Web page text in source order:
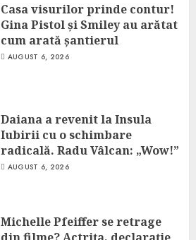
Casa visurilor prinde contur!
Gina Pistol și Smiley au arătat
cum arată șantierul
AUGUST 6, 2026
Daiana a revenit la Insula
Iubirii cu o schimbare
radicală. Radu Vâlcan: „Wow!”
AUGUST 6, 2026
Michelle Pfeiffer se retrage
din filme? Actrița, declarație